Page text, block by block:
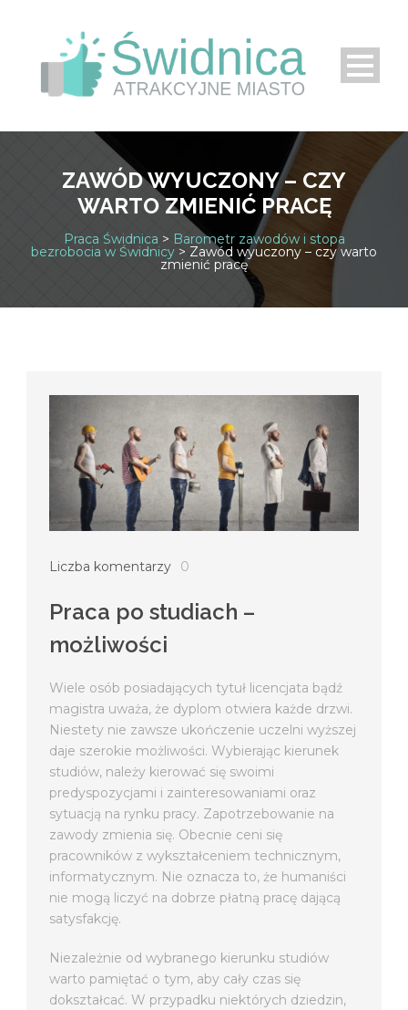
ZAWÓD WYUCZONY – CZY
WARTO ZMIENIĆ PRACĘ
Praca Świdnica > Barometr zawodów i stopa
bezrobocia w Świdnicy > Zawód wyuczony – czy warto
zmienić pracę
Liczba komentarzy 0
Praca po studiach –
możliwości
Wiele osób posiadających tytuł licencjata bądź
magistra uważa, że dyplom otwiera każde drzwi.
Niestety nie zawsze ukończenie uczelni wyższej
daje szerokie możliwości. Wybierając kierunek
studiów, należy kierować się swoimi
predyspozycjami i zainteresowaniami oraz
sytuacją na rynku pracy. Zapotrzebowanie na
zawody zmienia się. Obecnie ceni się
pracowników z wykształceniem technicznym,
informatycznym. Nie oznacza to, że humaniści
nie mogą liczyć na dobrze płatną pracę dającą
satysfakcję.
Niezależnie od wybranego kierunku studiów
warto pamiętać o tym, aby cały czas się
dokształcać. W przypadku niektórych dziedzin,